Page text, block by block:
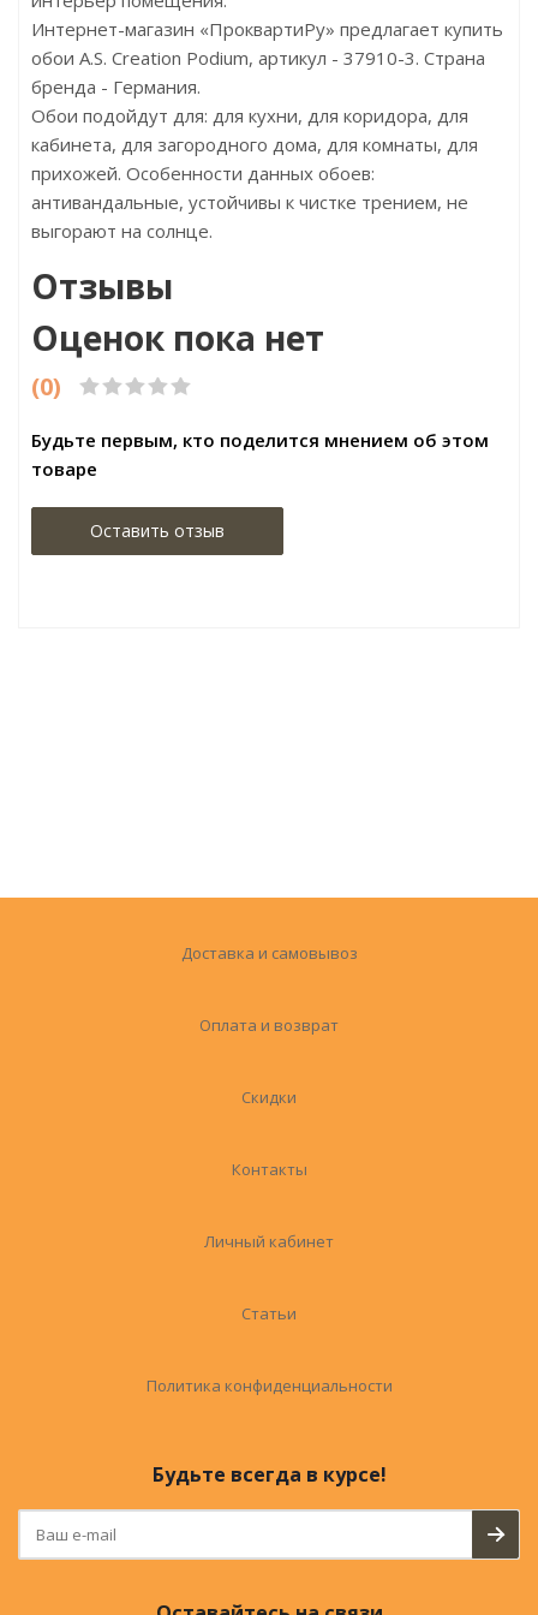
Интернет-магазин «ПроквартиРу» предлагает купить
обои A.S. Creation Podium, артикул - 37910-3. Страна
бренда - Германия.
Обои подойдут для: для кухни, для коридора, для
кабинета, для загородного дома, для комнаты, для
прихожей. Особенности данных обоев:
антивандальные, устойчивы к чистке трением, не
выгорают на солнце.
Отзывы
Оценок пока нет
(0)
Будьте первым, кто поделится мнением об этом
товаре
Оставить отзыв
Доставка и самовывоз
Оплата и возврат
Скидки
Контакты
Личный кабинет
Статьи
Политика конфиденциальности
Будьте всегда в курсе!